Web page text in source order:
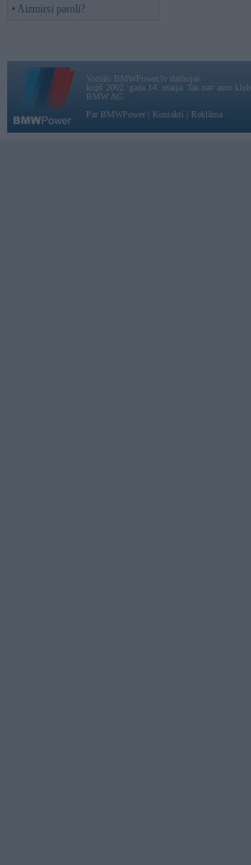
• Aizmirsi paroli?
Vortāls BMWPower.lv darbojas
kopš 2002. gada 14. maija. Tas nav auto
BMW AG.
Par BMWPower
Kontakti Reklāma